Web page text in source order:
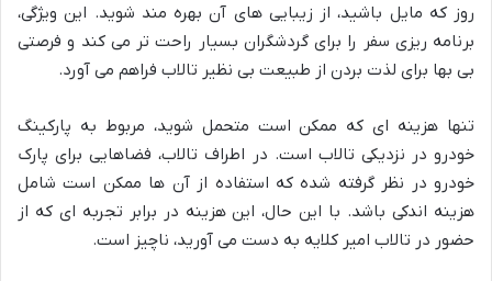
روز که مایل باشید، از زیبایی های آن بهره مند شوید. این ویژگی،
برنامه ریزی سفر را برای گردشگران بسیار راحت تر می کند و فرصتی
بی بها برای لذت بردن از طبیعت بی نظیر تالاب فراهم می آورد.
تنها هزینه ای که ممکن است متحمل شوید، مربوط به پارکینگ
خودرو در نزدیکی تالاب است. در اطراف تالاب، فضاهایی برای پارک
خودرو در نظر گرفته شده که استفاده از آن ها ممکن است شامل
هزینه اندکی باشد. با این حال، این هزینه در برابر تجربه ای که از
حضور در تالاب امیر کلایه به دست می آورید، ناچیز است.